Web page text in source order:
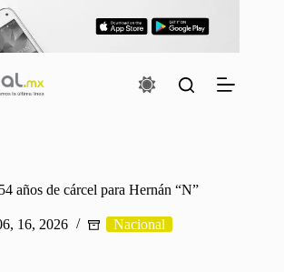
años de cárcel para Hernán “N”
16, 2026 Nacional